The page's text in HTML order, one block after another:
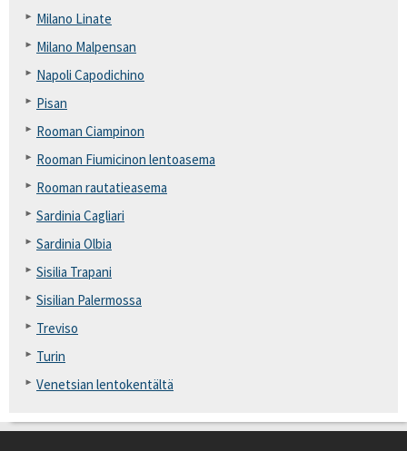
Milano Linate
Milano Malpensan
Napoli Capodichino
Pisan
Rooman Ciampinon
Rooman Fiumicinon lentoasema
Rooman rautatieasema
Sardinia Cagliari
Sardinia Olbia
Sisilia Trapani
Sisilian Palermossa
Treviso
Turin
Venetsian lentokentältä